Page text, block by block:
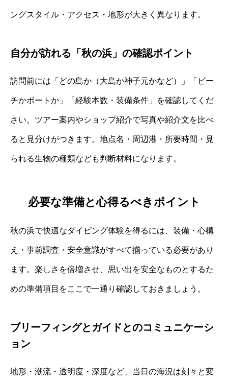
ングスタイル・アクセス・地形が大きく異なります。
自分が訪れる「秋の浜」の確認ポイント
訪問前には「どの島か（大島か神子元かなど）」「ビー
チかボートか」「経験本数・装備条件」を確認してくだ
さい。ツアー案内やショップ紹介で写真や紹介文を比べ
ると見分けがつきます。地点名・周辺港・所要時間・見
られる生物の種類なども判断材料になります。
必要な準備と心得るべきポイント
秋の浜で快適なダイビング体験を得るには、装備・心構
え・事前調査・安全意識がすべて揃っている必要があり
ます。楽しさを倍増させ、思い出を安全なものとするた
めの準備項目をここで一通り確認しておきましょう。
ブリーフィングとガイドとのコミュニケーシ
ョン
地形・潮流・透明度・深度など、当日の海況は刻々と変